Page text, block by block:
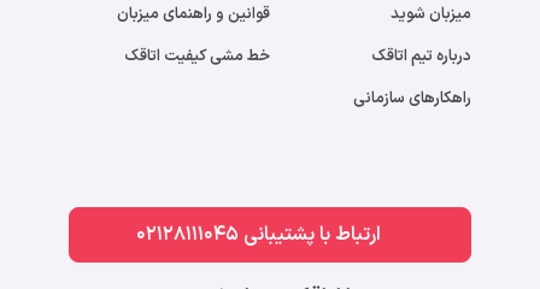
میزبان شوید
درباره تیم اتاقک
راهکارهای سازمانی
قوانین و راهنمای میزبان
خط مشی کیفیت اتاقک
ارتباط با پشتیبانی 02128111045